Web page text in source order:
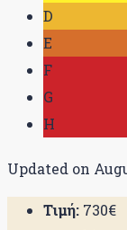
D
E
F
G
H
Updated on
Τιμή: 730€